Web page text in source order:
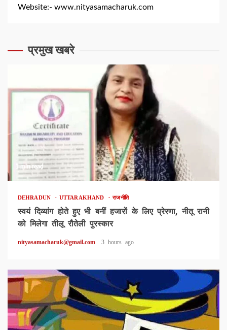
Website:- www.nityasamacharuk.com
प्रमुख खबरे
1 min read
DEHRADUN UTTARAKHAND राजनीति
स्वयं दिव्यांग होते हुए भी बनीं हजारों के लिए प्रेरणा, नीतू रानी
को मिलेगा तीलू रौतेली पुरस्कार
nityasamacharuk@gmail.com 3 hours ago